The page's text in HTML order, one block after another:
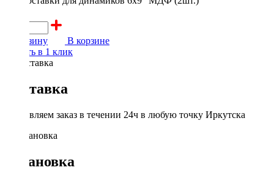
В корзину
В корзине
Купить в 1 клик
Доставка
Доставляем заказ в течении 24ч в любую точку Иркутска
Установка